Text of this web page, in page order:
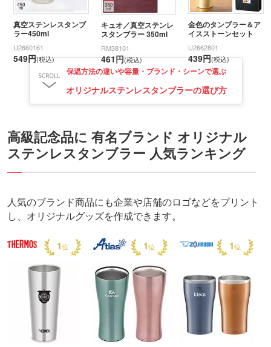
真空ステンレスタンブ
ラー450ml
U2660161
549円(税込)
キュオ／真空ステンレ
スタンブラー 350ml
RM38101
461円(税込)
金色のタンブラー＆ア
イスストーンセット
U2662801
439円(税込)
保温方法の違いや容量・ブランド・シーンで選ぶ
オリジナルステンレスタンブラーの選び方
高級記念品に 有名ブランド オリジナル
ステンレスタンブラー 人気ランキング
人気のブランド商品にも企業や店舗のロゴなどをプリント
し、オリジナルグッズを作成できます。
1 1 1